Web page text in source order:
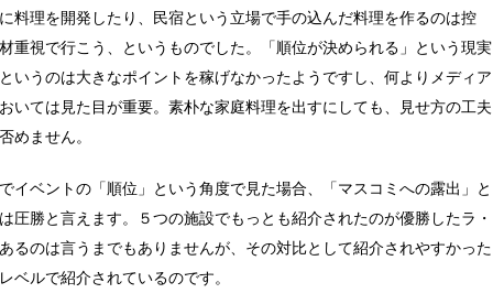
料理を開発したり、民宿という立場で手の込んだ料理を作るのは控
重視で行こう、というものでした。「順位が決められる」という現実
いうのは大きなポイントを稼げなかったようですし、何よりメディア
いては見た目が重要。素朴な家庭料理を出すにしても、見せ方の工夫
めません。
イベントの「順位」という角度で見た場合、「マスコミへの露出」と
圧勝と言えます。５つの施設でもっとも紹介されたのが優勝したラ・
るのは言うまでもありませんが、その対比として紹介されやすかった
ベルで紹介されているのです。